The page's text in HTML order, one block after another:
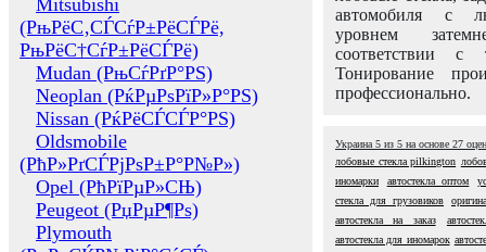
Mitsubishi
(РњРёС‚СЃСѓР±РёСЃРё,
РњРёС†СѓР±РёСЃРё)
Mudan (РњСѓРґР°РЅ)
Neoplan (РќРµРѕРїР»Р°РЅ)
Nissan (РќРёСЃСЃР°РЅ)
Oldsmobile
(РћР»РґСЃРјРѕР±Р°Р№Р»)
Opel (РћРїРµР»СЊ)
Peugeot (РџРµР¶Рѕ)
Plymouth
автомобиля с
уровнем
соответствии с
Тонирование
профессионально.
Украина 5 из 5 на основе 27
лобовые стекла pilkington
иномарки
автостекла оптом
стекла для грузовиков
автостекла на заказ
автостекла для иномарок